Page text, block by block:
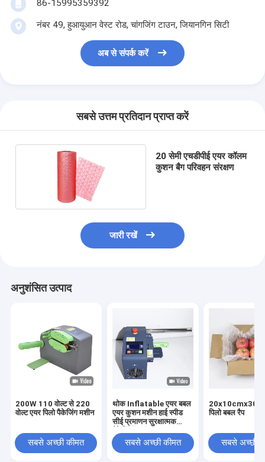
86-15995359392
नंबर 49, हुआयुआन वेस्ट रोड, चांगजिंग टाउन, जियानगिन सिटी
अब से संपर्क करें
सबसे उत्तम प्रतिदान प्राप्त करें
20 सेमी एचडीपीई एयर कॉलम
कुशन बैग परिवहन संरक्षण
जारी रखें
अनुशंसित उत्पाद
200W 110 वोल्ट से 220
वोल्ट एयर पिलो पैकेजिंग मशीन
सबसे अच्छी कीमत
थोक Inflatable एयर बबल
एयर कुशन मशीन हाई स्पीड
सीई प्रमाणन सुरक्षात्मक
सबसे अच्छी कीमत
पिलो बबल रैप
सबसे अच्छी